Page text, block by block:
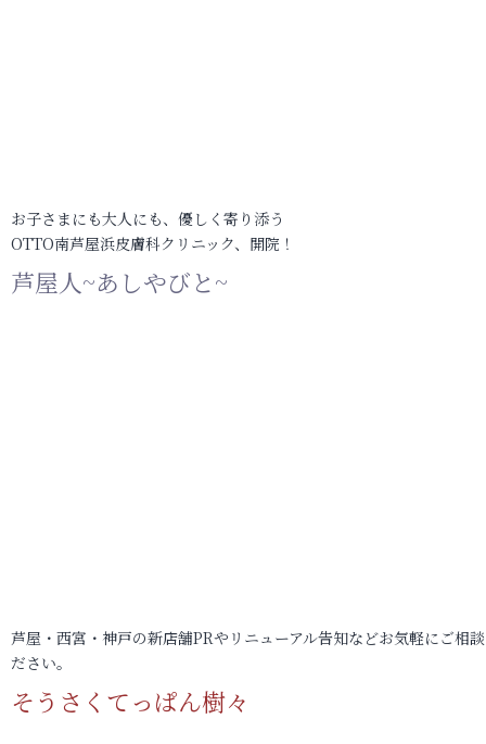
お子さまにも大人にも、優しく寄り添う
OTTO南芦屋浜皮膚科クリニック、開院！
芦屋人~あしやびと~
芦屋・西宮・神戸の新店舗PRやリニューアル告知などお気軽にご相
ださい。
そうさくてっぱん樹々